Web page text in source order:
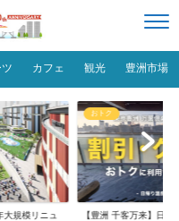
カフェ 観光 豊洲市場
大規模リニュ
おトク
【豊洲 千客万来】日帰